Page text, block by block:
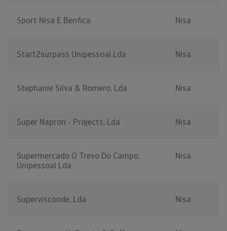
Sport Nisa E Benfica Nisa
Start2surpass Unipessoal Lda Nisa
Stephanie Silva & Romero, Lda Nisa
Super Napron - Projects, Lda Nisa
Supermercado O Trevo Do Campo,
Unipessoal Lda
Nisa
Supervisconde, Lda Nisa